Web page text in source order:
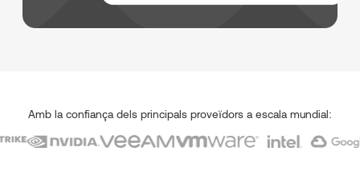
Amb la confiança dels principals proveïdors a escala mundial: